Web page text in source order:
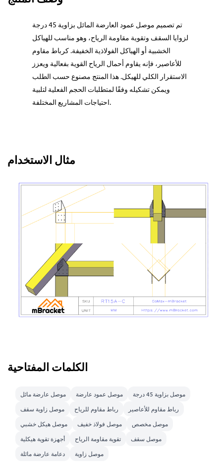
تم تصميم موصل عمود العارضة المائل بزاوية 45 درجة
لزوايا السقف وتقوية مقاومة الرياح، وهو مناسب للهياكل
الخشبية أو الهياكل الفولاذية الخفيفة. كرباط مقاوم
للأعاصير، فإنه يقاوم أحمال الرياح القوية بفعالية ويعزز
الاستقرار الكلي للهيكل. هذا المنتج مصنوع حسب الطلب
ويمكن تشكيله وفقًا لمتطلبات الحجم الفعلية لتلبية
احتياجات المشاريع المختلفة.
مثال الاستخدام
الكلمات المفتاحية
موصل عارضة مائل موصل عمود عارضة
موصل بزاوية 45 درجة
موصل زاوية سقف
رباط مقاوم للرياح
رباط مقاوم للأعاصير
موصل هيكل خشبي
موصل فولاذ خفيف
موصل مخصص
أجهزة تقوية هيكلية
تقوية مقاومة الرياح
موصل سقف
دعامة عارضة مائلة
موصل زاوية